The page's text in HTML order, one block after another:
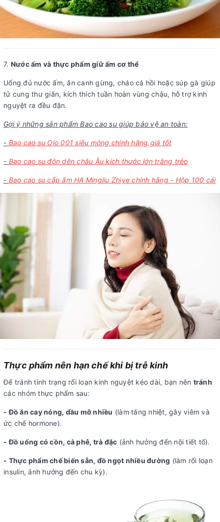
7. Nước ấm và thực phẩm giữ ấm cơ thể
Uống đủ nước ấm, ăn canh gừng, cháo cá hồi hoặc súp gà giúp
tử cung thư giãn, kích thích tuần hoàn vùng chậu, hỗ trợ kinh
nguyệt ra đều đặn.
Gợi ý những sản phẩm Bao cao su giúp bảo vệ an toàn:
- Bao cao su Olo 001 siêu mỏng chính hãng giá tốt
- Bao cao su đôn dên châu Âu kích thước lớn trắng trẻo
- Bao cao su cấp ẩm HA Mingliu Zhiye chính hãng - Hộp 100 cái
Thực phẩm nên hạn chế khi bị trễ kinh
Để tránh tình trạng rối loạn kinh nguyệt kéo dài, bạn nên tránh
các nhóm thực phẩm sau:
- Đồ ăn cay nóng, dầu mỡ nhiều (làm tăng nhiệt, gây viêm và
ức chế hormone).
- Đồ uống có cồn, cà phê, trà đặc (ảnh hưởng đến nội tiết tố).
- Thực phẩm chế biến sẵn, đồ ngọt nhiều đường (làm rối loạn
insulin, ảnh hưởng đến chu kỳ).